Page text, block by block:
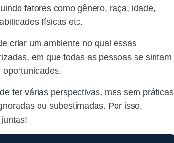
fatores como gênero, raça, idade,
físicas etc.
criar um ambiente no qual essas
em que todas as pessoas se sintam
oportunidades.
ter várias perspectivas, mas sem práticas
ou subestimadas. Por isso,